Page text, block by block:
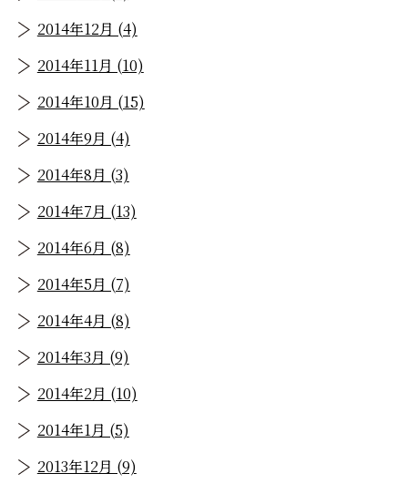
2014年12月 (4)
2014年11月 (10)
2014年10月 (15)
2014年9月 (4)
2014年8月 (3)
2014年7月 (13)
2014年6月 (8)
2014年5月 (7)
2014年4月 (8)
2014年3月 (9)
2014年2月 (10)
2014年1月 (5)
2013年12月 (9)